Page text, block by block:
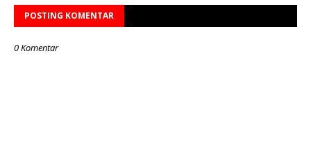
POSTING KOMENTAR
0 Komentar